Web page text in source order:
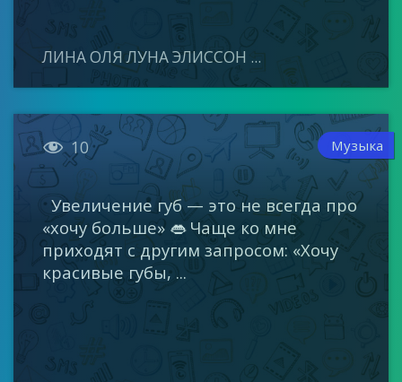
ЛИНА ОЛЯ ЛУНА ЭЛИССОН ...
 10 Музыка
Увеличение губ — это не всегда про
«хочу больше» 👄 Чаще ко мне
приходят с другим запросом: «Хочу
красивые губы, ...